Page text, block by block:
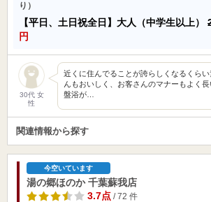
り）
【平日、土日祝全日】大人（中学生以上）
円
30代 女
性
近くに住んでることが誇らしくなるくら
んもおいしく、お客さんのマナーもよく
盤浴が…
関連情報から探す
今空いています
湯の郷ほのか 千葉蘇我店
3.7点 / 72 件